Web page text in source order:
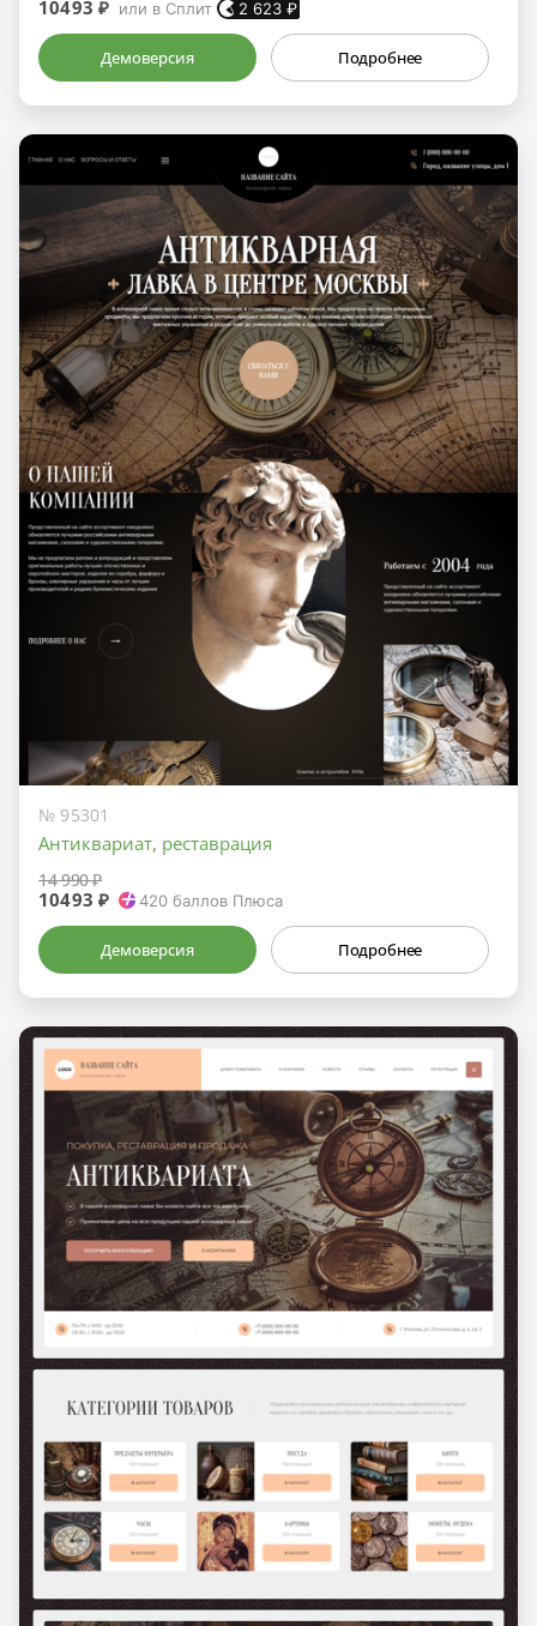
10493 ₽ или в Сплит 2 623 ₽
Демоверсия Подробнее
№ 95301
Антиквариат, реставрация
14 990 ₽
10493 ₽ 420 баллов Плюса
Демоверсия Подробнее